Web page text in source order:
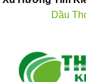
Dầu